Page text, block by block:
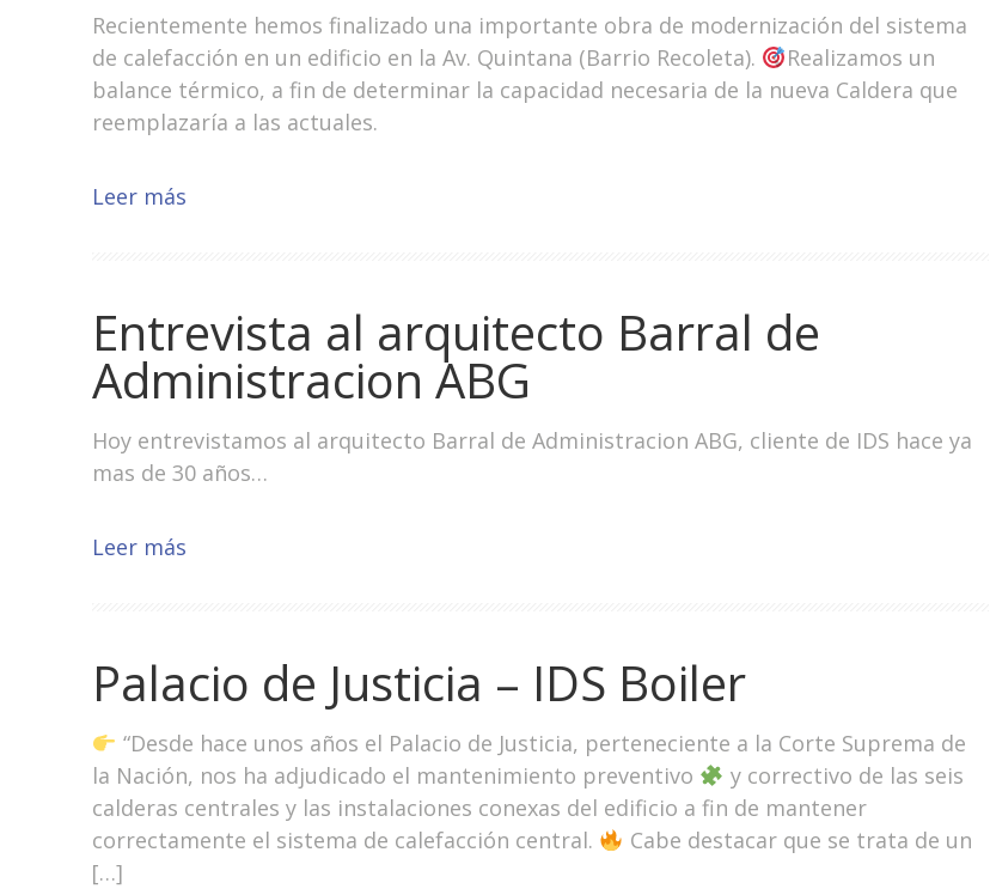
Recientemente hemos finalizado una importante obra de modernización del sistema
de calefacción en un edificio en la Av. Quintana (Barrio Recoleta).
Realizamos un
balance térmico, a fin de determinar la capacidad necesaria de la nueva Caldera que
reemplazaría a las actuales.
Leer más
Entrevista al arquitecto Barral de
Administracion ABG
Hoy entrevistamos al arquitecto Barral de Administracion ABG, cliente de IDS hace ya
mas de 30 años…
Leer más
Palacio de Justicia – IDS Boiler
“Desde hace unos años el Palacio de Justicia, perteneciente a la Corte Suprema de
la Nación, nos ha adjudicado el mantenimiento preventivo
y correctivo de las seis
calderas centrales y las instalaciones conexas del edificio a fin de mantener
correctamente el sistema de calefacción central.
Cabe destacar que se trata de un
[…]